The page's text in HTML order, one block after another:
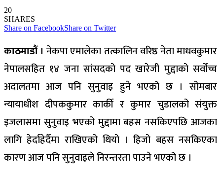
20
SHARES
Share on FacebookShare on Twitter
काठमाडौं । नेकपा एमालेका तत्कालिन वरिष्ठ नेता माधवकुमार
नेपालसहित १४ जना सांसदको पद खारेजी मुद्दाको सर्वोच्च
अदालतमा आज पनि सुनुवाइ हुने भएको छ । सोमबार
न्यायाधीश दीपककुमार कार्की र कुमार चुडालको संयुक्त
इजलासमा सुनुवाइ भएको मुद्दामा बहस नसकिएपछि आजका
लागि हेर्दाहेर्दैमा राखिएको थियो । हिजो बहस नसकिएका
कारण आज पनि सुनुवाइले निरन्तरता पाउने भएको छ ।